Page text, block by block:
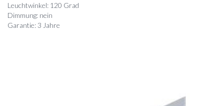
Leuchtwinkel: 120 Grad
Dimmung: nein
Garantie: 3 Jahre